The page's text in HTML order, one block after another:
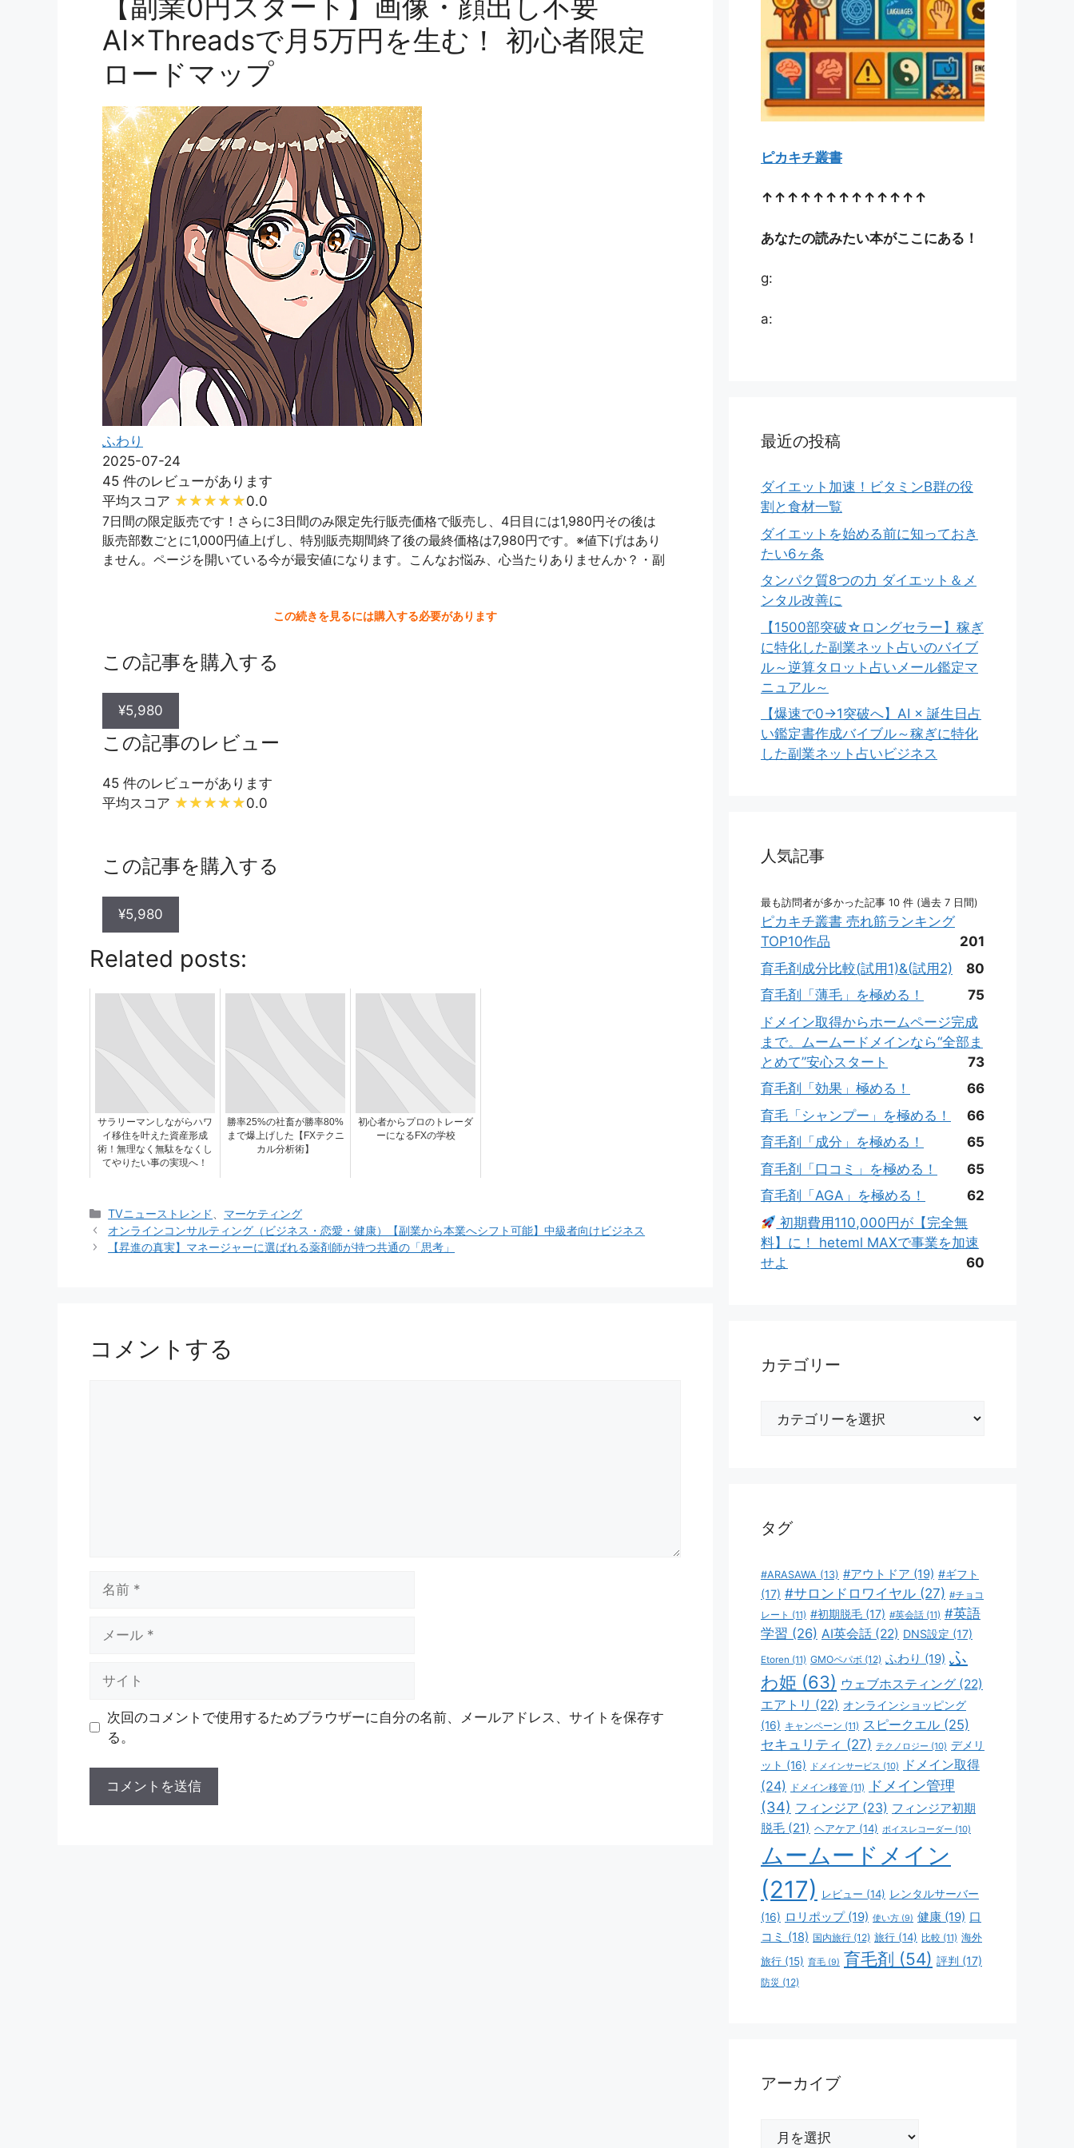
AI×Threadsで月5万円を生む！ 初心者限定
ロードマップ
ふわり
2025-07-24
45 件のレビューがあります
平均スコア
0.0
7日間の限定販売です！さらに3日間のみ限定先行販売価格で販売し、4日目には1,980円その後は
販売部数ごとに1,000円値上げし、特別販売期間終了後の最終価格は7,980円です。※値下げはあり
ません。ページを開いている今が最安値になります。こんなお悩み、心当たりありませんか？・副
この続きを見るには購入する必要があります
この記事を購入する
¥5,980
この記事のレビュー
45 件のレビューがあります
平均スコア
0.0
この記事を購入する
¥5,980
Related posts:
サラリーマンしながらハワ
イ移住を叶えた資産形成
術！無理なく無駄をなくし
てやりたい事の実現へ！
勝率25%の社畜が勝率80%
まで爆上げした【FXテクニ
カル分析術】
初心者からプロのトレーダ
ーになるFXの学校
カ
テ
ゴ
TVニューストレンド
マーケティング
オンラインコンサルティング（ビジネス・恋愛・健康）【副業から本業へシフト可能】中級者向けビジネス
【昇進の真実】マネージャーに選ばれる薬剤師が持つ共通の「思考」
コメントする
次回のコメントで使用するためブラウザーに自分の名前、メールアドレス、サイトを保存す
る。
ピカキチ叢書
↑↑↑↑↑↑↑↑↑↑↑↑↑
あなたの読みたい本がここにある！
g:
a:
最近の投稿
ダイエット加速！ビタミンB群の役
割と食材一覧
ダイエットを始める前に知っておき
たい6ヶ条
タンパク質8つの力 ダイエット＆メ
ンタル改善に
【1500部突破☆ロングセラー】稼ぎ
に特化した副業ネット占いのバイブ
ル～逆算タロット占いメール鑑定マ
ニュアル～
【爆速で0→1突破へ】AI × 誕生日占
い鑑定書作成バイブル～稼ぎに特化
した副業ネット占いビジネス
人気記事
最も訪問者が多かった記事 10 件 (過去 7 日間)
ピカキチ叢書 売れ筋ランキング
TOP10作品
201
育毛剤成分比較(試用1)&(試用2)
80
育毛剤「薄毛」を極める！
75
ドメイン取得からホームページ完成
まで。ムームードメインなら“全部ま
とめて”安心スタート
73
育毛剤「効果」極める！
66
育毛「シャンプー」を極める！
66
育毛剤「成分」を極める！
65
育毛剤「口コミ」を極める！
65
育毛剤「AGA」を極める！
62
初期費用110,000円が【完全無
料】に！ heteml MAXで事業を加速
せよ
60
カテゴリー
タグ
#ARASAWA (13) #アウトドア (19) #ギフト
(17) #サロンドロワイヤル (27) #チョコ
レート (11) #初期脱毛 (17) #英会話 (11) #英語
学習 (26) AI英会話 (22) DNS設定 (17)
Etoren (11) GMOペパボ (12) ふわり (19) ふ
わ姫 (63) ウェブホスティング (22)
エアトリ (22) オンラインショッピング
(16) キャンペーン (11) スピークエル (25)
セキュリティ (27) テクノロジー (10) デメリ
ット (16) ドメインサービス (10)
ドメイン取得
(24)
ドメイン移管 (11)
ドメイン管理
(34) フィンジア (23) フィンジア初期
脱毛 (21) ヘアケア (14) ボイスレコーダー (10)
ムームードメイン
(217)
レビュー (14) レンタルサーバー
(16) ロリポップ(19) 使い方 (9) 健康 (19) 口
コミ (18) 国内旅行 (12) 旅行 (14) 比較 (11) 海外
旅行 (15) 育毛 (9) 育毛剤 (54) 評判 (17)
防災 (12)
アーカイブ